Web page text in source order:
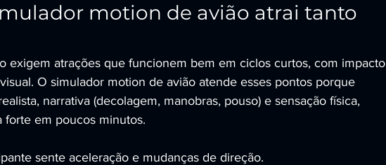
motion de avião atrai tanto
exigem atrações que funcionem bem em ciclos curtos, com impacto
O simulador motion de avião atende esses pontos porque
narrativa (decolagem, manobras, pouso) e sensação física,
forte em poucos minutos.
sente aceleração e mudanças de direção.